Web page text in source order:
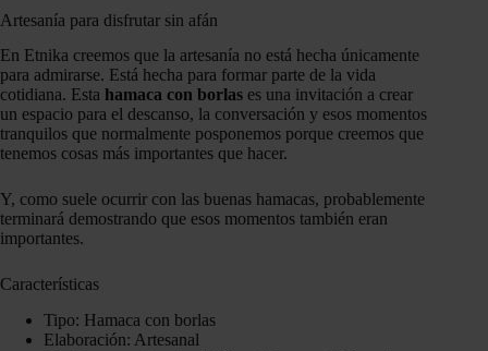
Artesanía para disfrutar sin afán
En Etnika creemos que la artesanía no está hecha únicamente
para admirarse. Está hecha para formar parte de la vida
cotidiana. Esta hamaca con borlas es una invitación a crear
un espacio para el descanso, la conversación y esos momentos
tranquilos que normalmente posponemos porque creemos que
tenemos cosas más importantes que hacer.
Y, como suele ocurrir con las buenas hamacas, probablemente
terminará demostrando que esos momentos también eran
importantes.
Características
Tipo: Hamaca con borlas
Elaboración: Artesanal